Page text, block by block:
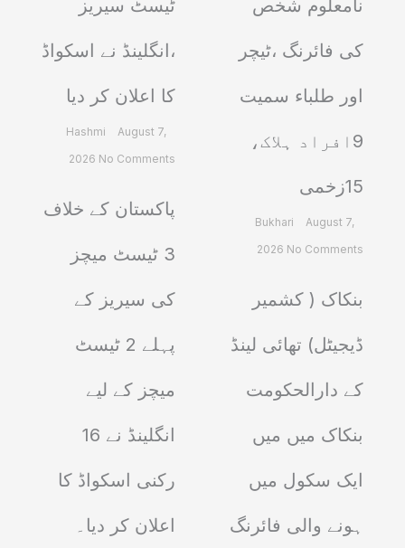
نامعلوم شخص
کی فائرنگ ،ٹیچر
اور طلباء سمیت
9افراد ہلاک،
15زخمی
Bukhari
August 7,
2026 No Comments
بنکاک ( کشمیر
ڈیجیٹل) تھائی لینڈ
کے دارالحکومت
بنکاک میں میں
ایک سکول میں
ہونے والی فائرنگ
ٹیسٹ سیریز
،انگلینڈ نے اسکواڈ
کا اعلان کر دیا
Hashmi
August 7,
2026 No Comments
پاکستان کے خلاف
3 ٹیسٹ میچز
کی سیریز کے
پہلے 2 ٹیسٹ
میچز کے لیے
انگلینڈ نے 16
رکنی اسکواڈ کا
اعلان کر دیا۔